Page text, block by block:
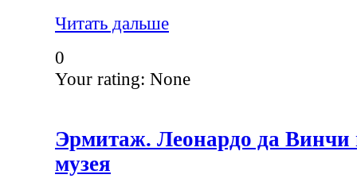
Читать дальше
0
Your rating: None
Эрмитаж. Леонардо да Винчи
музея